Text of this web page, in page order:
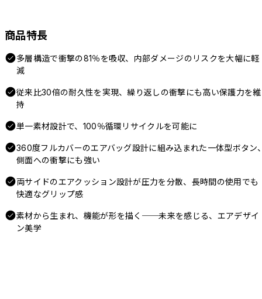
商品特長
多層構造で衝撃の81％を吸収、内部ダメージのリスクを大幅に軽
減
従来比30倍の耐久性を実現、繰り返しの衝撃にも高い保護力を維
持
単一素材設計で、100％循環リサイクルを可能に
360度フルカバーのエアバッグ設計に組み込まれた一体型ボタン
側面への衝撃にも強い
両サイドのエアクッション設計が圧力を分散、長時間の使用でも
快適なグリップ感
素材から生まれ、機能が形を描く──未来を感じる、エアデザイ
ン美学